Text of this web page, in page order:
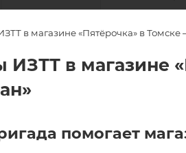
в магазине «Пятёрочка» в
ИЗТТ в магазине
помогает